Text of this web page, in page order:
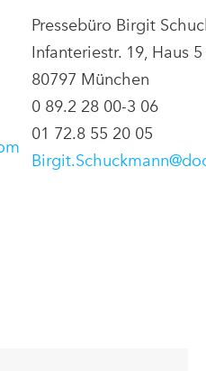
Pressebüro Birgit
Infanteriestr. 19, Haus 5
80797 München
0 89.2 28 00-3 06
01 72.8 55 20 05